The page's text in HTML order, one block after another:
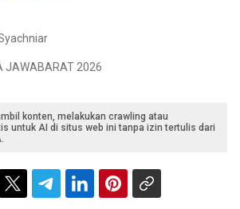
JAWABARAT 2026
konten, melakukan crawling atau
untuk AI di situs web ini tanpa izin tertulis dari